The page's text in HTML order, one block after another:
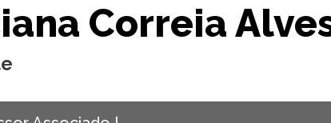
Correia